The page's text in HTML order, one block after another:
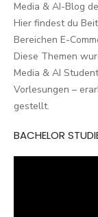
Media & AI-Blog
Hier findest du
Bereichen E-
Diese Themen
Media & AI
Vorlesungen –
gestellt.
BACHELOR